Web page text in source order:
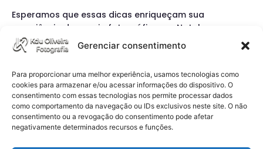
Gerenciar consentimento
Para proporcionar uma melhor experiência, usamos tecnologias como
cookies para armazenar e/ou acessar informações do dispositivo. O
consentimento com essas tecnologias nos permite processar dados
como comportamento da navegação ou IDs exclusivos neste site. O não
consentimento ou a revogação do consentimento pode afetar
negativamente determinados recursos e funções.
Esperamos que essas dicas enriqueçam sua
experiência de ensaio fotográfico em Natal,
garantindo não apenas segurança e conforto, mas
também a captura de imagens que sejam verdadeiros
eternizar a beleza do momento vivido.